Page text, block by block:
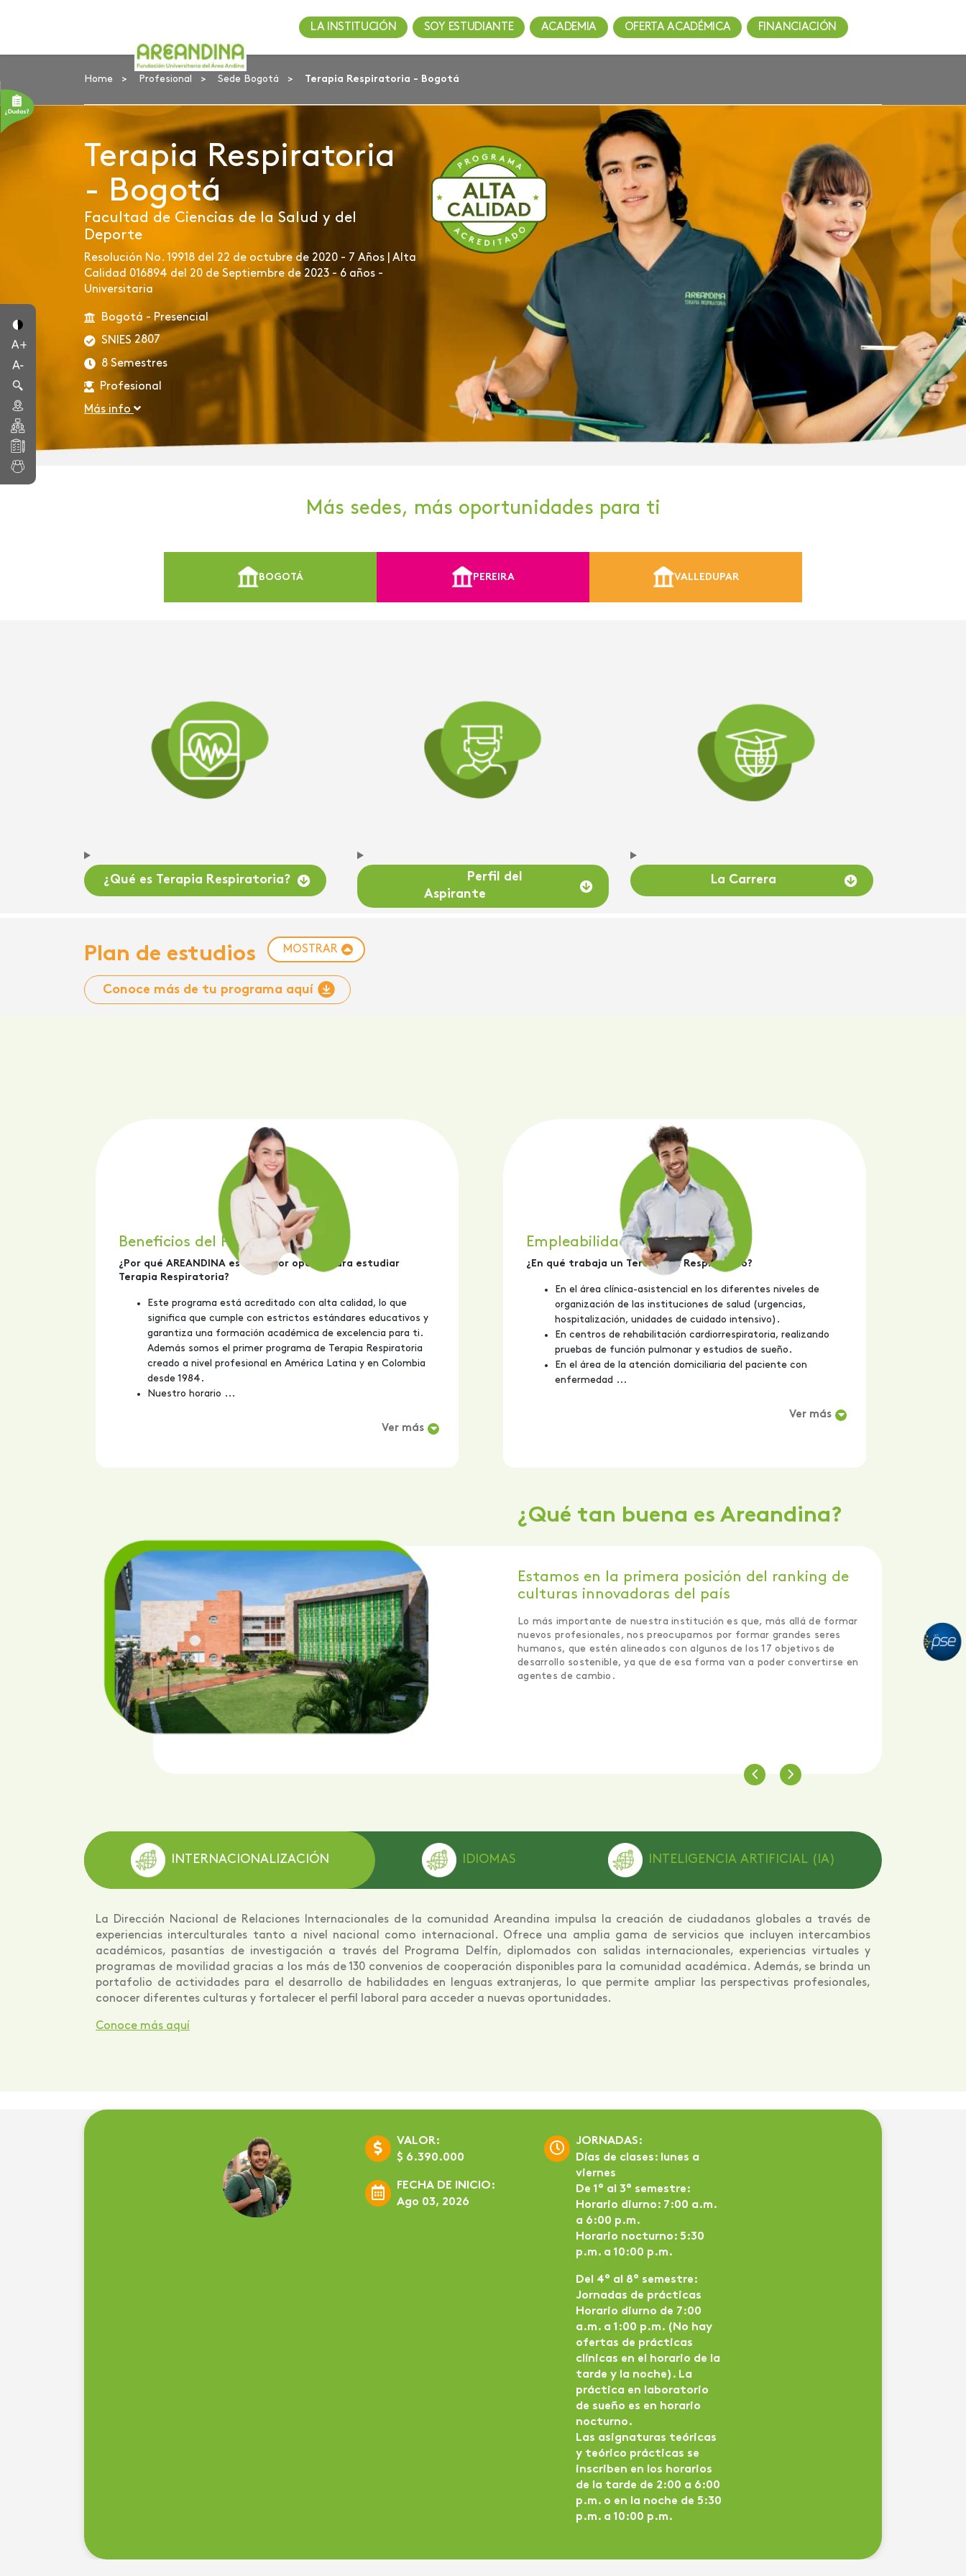
LA INSTITUCIÓN SOY ESTUDIANTE ACADEMIA OFERTA ACADÉMICA FINANCIACIÓN
Home Profesional Sede Bogotá Terapia Respiratoria - Bogotá
Terapia Respiratoria
- Bogotá
Facultad de Ciencias de la Salud y del
Deporte
Resolución No. 19918 del 22 de octubre de 2020 - 7 Años | Alta
Calidad 016894 del 20 de Septiembre de 2023 - 6 años -
Universitaria
Bogotá - Presencial
SNIES 2807
8 Semestres
Profesional
Más info
Más sedes, más oportunidades para ti
BOGOTÁ PEREIRA VALLEDUPAR
¿Qué es Terapia Respiratoria?
Perfil del
Aspirante
La Carrera
Plan de estudios MOSTRAR
Conoce más de tu programa aquí
Beneficios del Programa
¿Por qué AREANDINA es mi mejor opción para estudiar
Terapia Respiratoria?
Este programa está acreditado con alta calidad, lo que
significa que cumple con estrictos estándares educativos y
garantiza una formación académica de excelencia para ti.
Además somos el primer programa de Terapia Respiratoria
creado a nivel profesional en América Latina y en Colombia
desde 1984.
Nuestro horario ...
Ver más
Empleabilidad
¿En qué trabaja un Terapeuta Respiratorio?
En el área clínica-asistencial en los diferentes niveles de
organización de las instituciones de salud (urgencias,
hospitalización, unidades de cuidado intensivo).
En centros de rehabilitación cardiorrespiratoria, realizando
pruebas de función pulmonar y estudios de sueño.
En el área de la atención domiciliaria del paciente con
enfermedad ...
Ver más
¿Qué tan buena es Areandina?
Estamos en la primera posición del ranking de
culturas innovadoras del país
Lo más importante de nuestra institución es que, más allá de formar
nuevos profesionales, nos preocupamos por formar grandes seres
humanos, que estén alineados con algunos de los 17 objetivos de
desarrollo sostenible, ya que de esa forma van a poder convertirse en
agentes de cambio.
INTERNACIONALIZACIÓN IDIOMAS INTELIGENCIA ARTIFICIAL (IA)
La Dirección Nacional de Relaciones Internacionales de la comunidad Areandina impulsa la creación de ciudadanos globales a través de
experiencias interculturales tanto a nivel nacional como internacional. Ofrece una amplia gama de servicios que incluyen intercambios
académicos, pasantías de investigación a través del Programa Delfín, diplomados con salidas internacionales, experiencias virtuales y
programas de movilidad gracias a los más de 130 convenios de cooperación disponibles para la comunidad académica. Además, se brinda un
portafolio de actividades para el desarrollo de habilidades en lenguas extranjeras, lo que permite ampliar las perspectivas profesionales,
conocer diferentes culturas y fortalecer el perfil laboral para acceder a nuevas oportunidades.
Conoce más aquí
VALOR:
$ 6.390.000
FECHA DE INICIO:
Ago 03, 2026
JORNADAS:
Días de clases: lunes a
viernes
De 1° al 3° semestre:
Horario diurno: 7:00 a.m.
a 6:00 p.m.
Horario nocturno: 5:30
p.m. a 10:00 p.m.
Del 4° al 8° semestre:
Jornadas de prácticas
Horario diurno de 7:00
a.m. a 1:00 p.m. (No hay
ofertas de prácticas
clínicas en el horario de la
tarde y la noche). La
práctica en laboratorio
de sueño es en horario
nocturno.
Las asignaturas teóricas
y teórico prácticas se
inscriben en los horarios
de la tarde de 2:00 a 6:00
p.m. o en la noche de 5:30
p.m. a 10:00 p.m.